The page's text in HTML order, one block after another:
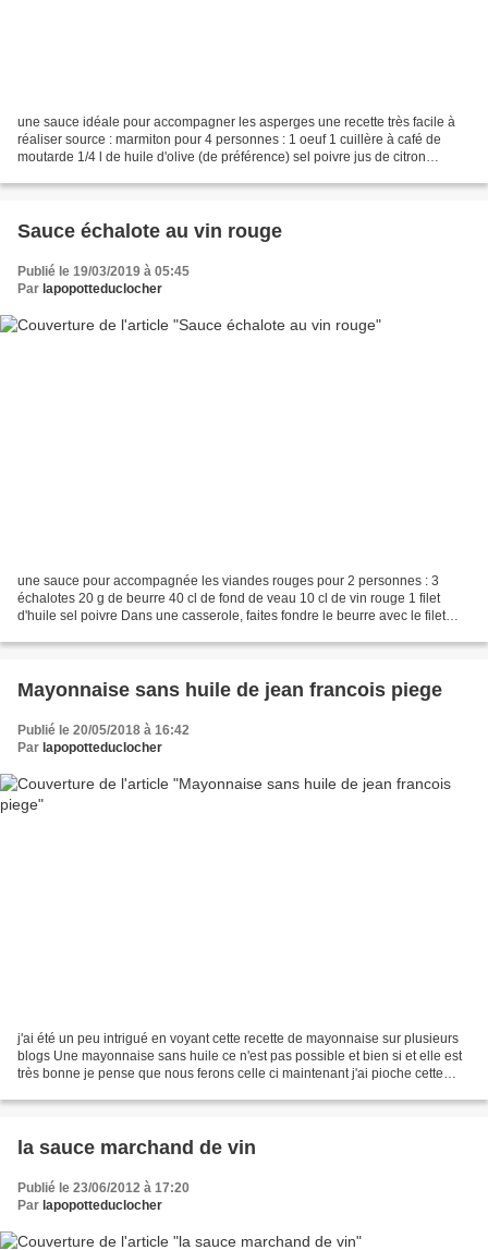
une sauce idéale pour accompagner les asperges une recette très facile à
réaliser source : marmiton pour 4 personnes : 1 oeuf 1 cuillère à café de
moutarde 1/4 l de huile d'olive (de préférence) sel poivre jus de citron
Sauce échalote au vin rouge
Publié le 19/03/2019 à 05:45
Par lapopotteduclocher
une sauce pour accompagnée les viandes rouges pour 2 personnes : 3
échalotes 20 g de beurre 40 cl de fond de veau 10 cl de vin rouge 1 filet
d'huile sel poivre Dans une casserole, faites fondre le beurre avec le filet
Mayonnaise sans huile de jean francois piege
Publié le 20/05/2018 à 16:42
Par lapopotteduclocher
j'ai été un peu intrigué en voyant cette recette de mayonnaise sur plusieurs
blogs Une mayonnaise sans huile ce n'est pas possible et bien si et elle est
très bonne je pense que nous ferons celle ci maintenant j'ai pioche cette
la sauce marchand de vin
Publié le 23/06/2012 à 17:20
Par lapopotteduclocher